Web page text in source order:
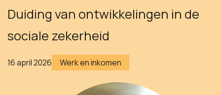
Duiding van ontwikkelingen in de
sociale zekerheid
16 april 2026 Werk en inkomen